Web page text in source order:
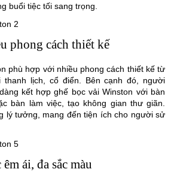
buổi tiệc tối sang trọng.
phong cách thiết kế
phù hợp với nhiều phong cách thiết kế từ
thanh lịch, cổ điển. Bên cạnh đó, người
kết hợp ghế bọc vải Winston với bàn
bàn làm việc, tạo không gian thư giãn.
lý tưởng, mang đến tiện ích cho người sử
ái, đa sắc màu